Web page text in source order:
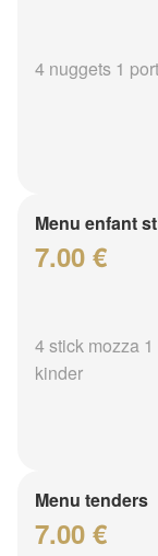
4 nuggets 1
Menu enfant
7.00 €
4 stick mozza
kinder
Menu tenders
7.00 €